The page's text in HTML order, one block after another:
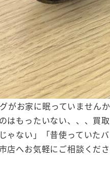
がお家に眠っていませんか
はもったいない、、、買
ゃない」「昔使っていた
店へお気軽にご相談くださ